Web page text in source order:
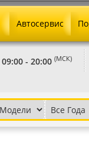
09:00 - 20:00 (МСК)
Автосервис